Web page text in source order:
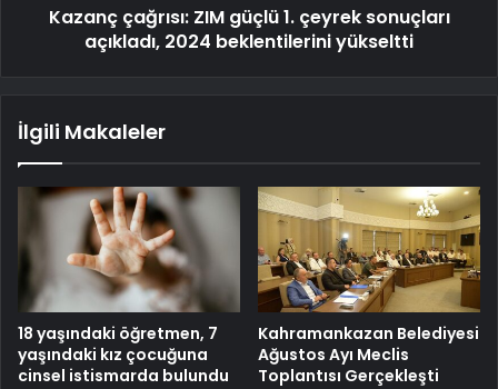
Kazanç çağrısı: ZIM güçlü 1. çeyrek sonuçları
açıkladı, 2024 beklentilerini yükseltti
İlgili Makaleler
18 yaşındaki öğretmen, 7
yaşındaki kız çocuğuna
cinsel istismarda bulundu
Kahramankazan Belediyesi
Ağustos Ayı Meclis
Toplantısı Gerçekleşti